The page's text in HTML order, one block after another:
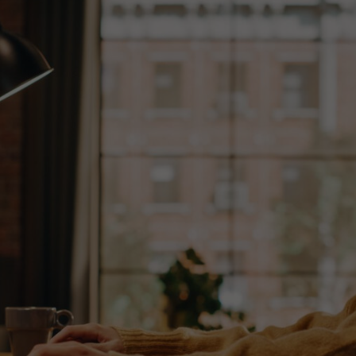
Synchronisationsskripten verwenden. Als Ihr
für Finanzinhalte wickeln wir all diese Leistungen für
einzigen Arbeitsablauf ab.
Synchronisationsdienste
Machen Sie Ihre Videoinhalte weltweit
zugänglich – mit einer Synchronisation, die in
jedem Markt wie von Muttersprachlern
gesprochen klingt.
Lassen Sie sich von Experten beraten